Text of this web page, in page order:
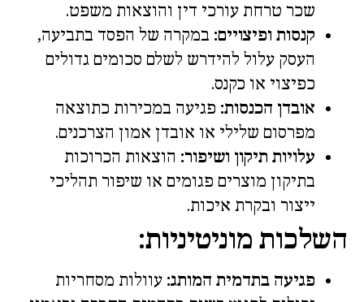
שכר טרחת עורכי דין והוצאות משפט.
קנסות ופיצויים: במקרה של הפסד בתביעה,
העסק עלול להידרש לשלם סכומים גדולים
כפיצוי או כקנס.
אובדן הכנסות: פגיעה במכירות כתוצאה
מפרסום שלילי או אובדן אמון הצרכנים.
עלויות תיקון ושיפור: הוצאות הכרוכות
בתיקון מוצרים פגומים או שיפור תהליכי
ייצור ובקרת איכות.
השלכות מוניטיניות:
פגיעה בתדמית המותג: עוולות מסחריות